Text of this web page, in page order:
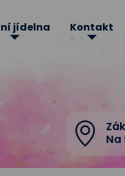
Na
jídelna Kontakt